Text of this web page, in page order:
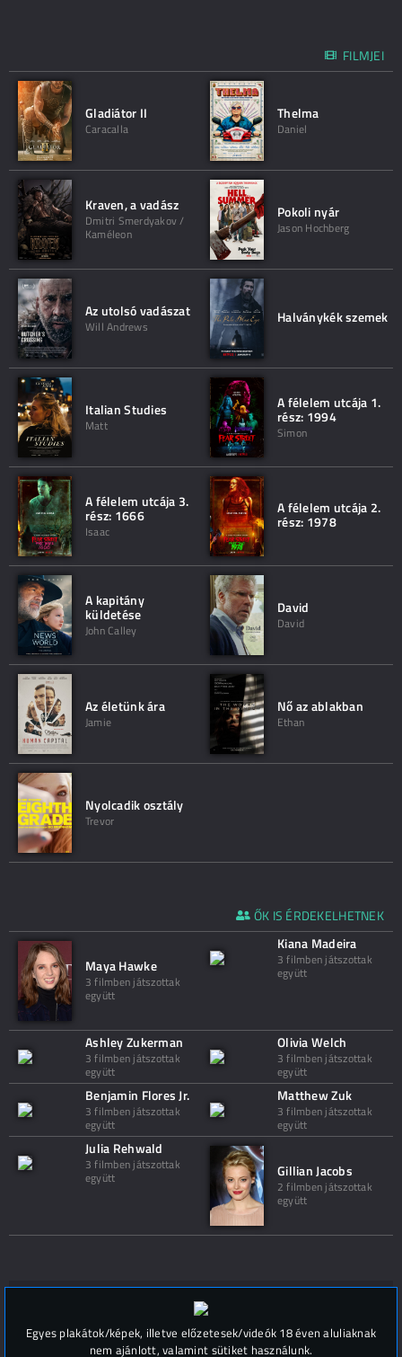
FILMJEI
Gladiátor II
Caracalla
Thelma
Daniel
Kraven, a vadász
Dmitri Smerdyakov /
Kaméleon
Pokoli nyár
Jason Hochberg
Az utolsó vadászat
Will Andrews
Halványkék szemek
Italian Studies
Matt
A félelem utcája 1.
rész: 1994
Simon
A félelem utcája 3.
rész: 1666
Isaac
A félelem utcája 2.
rész: 1978
A kapitány
küldetése
John Calley
David
David
Az életünk ára
Jamie
Nő az ablakban
Ethan
Nyolcadik osztály
Trevor
ŐK IS ÉRDEKELHETNEK
Maya Hawke
3 filmben játszottak
együtt
Kiana Madeira
3 filmben játszottak
együtt
Ashley Zukerman
3 filmben játszottak
együtt
Olivia Welch
3 filmben játszottak
együtt
Benjamin Flores Jr.
3 filmben játszottak
együtt
Matthew Zuk
3 filmben játszottak
együtt
Julia Rehwald
3 filmben játszottak
együtt Gillian Jacobs
2 filmben játszottak
együtt
Hozzászólások (
Egyes plakátok/képek, illetve előzetesek/videók 18 éven aluliaknak
nem ajánlott, valamint sütiket használunk.